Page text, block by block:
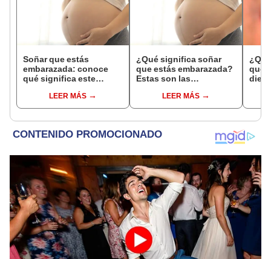
Soñar que estás
embarazada: conoce
qué significa este
LEER MÁS
¿Qué significa soñar
que estás embarazada?
Estas son las
comunesLEER MÁS
que